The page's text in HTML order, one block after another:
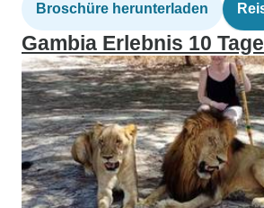
Broschüre herunterladen
Gambia Erlebnis 10